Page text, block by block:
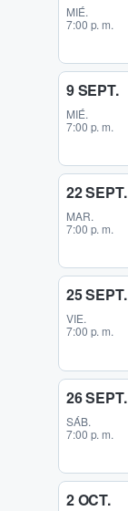
MIÉ.
7:00 p. m.
9 SEPT.
MIÉ.
7:00 p. m.
22 SEPT.
MAR.
7:00 p. m.
25 SEPT.
VIE.
7:00 p. m.
26 SEPT.
SÁB.
7:00 p. m.
2 OCT.